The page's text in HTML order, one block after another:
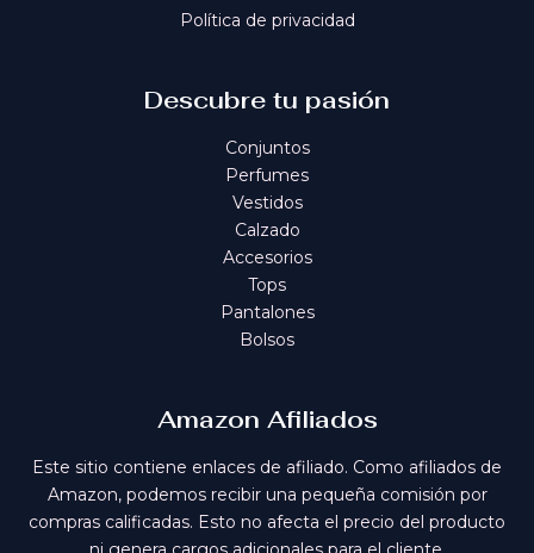
Política de privacidad
Descubre tu pasión
Conjuntos
Perfumes
Vestidos
Calzado
Accesorios
Tops
Pantalones
Bolsos
Amazon Afiliados
Este sitio contiene enlaces de afiliado. Como afiliados de
Amazon, podemos recibir una pequeña comisión por
compras calificadas. Esto no afecta el precio del producto